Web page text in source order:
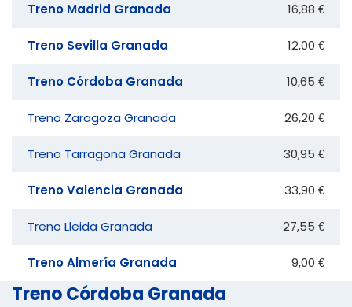
Treno Madrid Granada 16,88 €
Treno Sevilla Granada 12,00 €
Treno Córdoba Granada 10,65 €
Treno Zaragoza Granada 26,20 €
Treno Tarragona Granada 30,95 €
Treno Valencia Granada 33,90 €
Treno Lleida Granada 27,55 €
Treno Almería Granada 9,00 €
Treno Córdoba Granada